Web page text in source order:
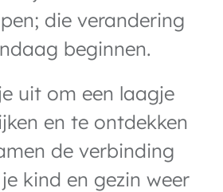
die verandering
beginnen.
uit om een laagje
en te ontdekken
de verbinding
kind en gezin weer